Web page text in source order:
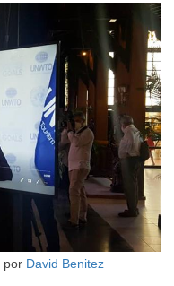
por David Benitez